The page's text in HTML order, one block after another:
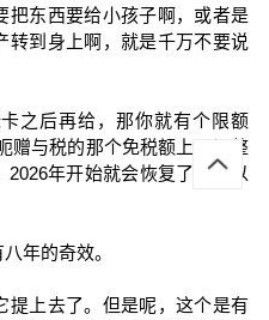
把东西要给小孩子啊，或者是
转到身上啊，就是千万不要说
之后再给，那你就有个限额
赠与税的那个免税额上面调整
年开始就会恢复了。所以
年的奇效。
提上去了。但是呢，这个是有